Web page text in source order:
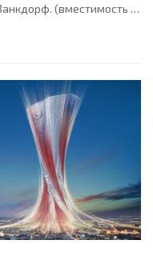
(вместимость -
Резервный: Микаэль
Никчи, 90+3),